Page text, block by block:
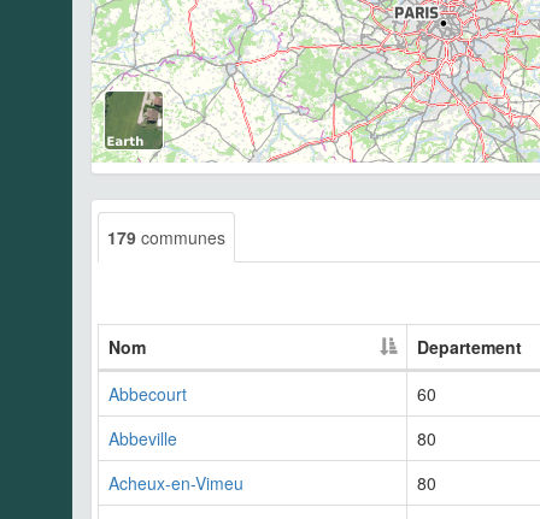
179 communes
Nom
Departement
Abbecourt
60
Abbeville
80
Acheux-en-Vimeu
80